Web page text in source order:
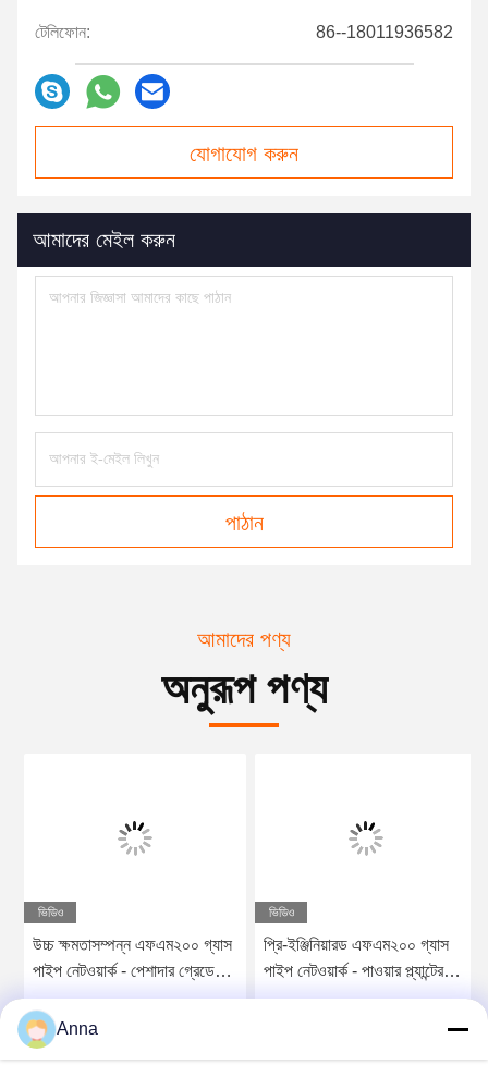
টেলিফোন: 86--18011936582
যোগাযোগ করুন
আমাদের মেইল ​​করুন
পাঠান
আমাদের পণ্য
অনুরূপ পণ্য
ভিডিও
উচ্চ ক্ষমতাসম্পন্ন এফএম২০০ গ্যাস
পাইপ নেটওয়ার্ক - পেশাদার গ্রেডের
অগ্নি নির্বাপক সরঞ্জাম
সেরা দাম পান
ভিডিও
প্রি-ইঞ্জিনিয়ারড এফএম২০০ গ্যাস
পাইপ নেটওয়ার্ক - পাওয়ার প্ল্যান্টের
জন্য নির্ভরযোগ্য ইনার্ট গ্যাস সিস্টেম
Anna